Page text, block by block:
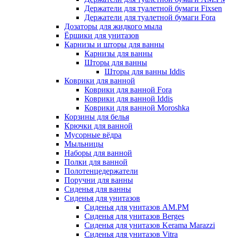
Держатели для туалетной бумаги Fixsen
Держатели для туалетной бумаги Fora
Дозаторы для жидкого мыла
Ёршики для унитазов
Карнизы и шторы для ванны
Карнизы для ванны
Шторы для ванны
Шторы для ванны Iddis
Коврики для ванной
Коврики для ванной Fora
Коврики для ванной Iddis
Коврики для ванной Moroshka
Корзины для белья
Крючки для ванной
Мусорные вёдра
Мыльницы
Наборы для ванной
Полки для ванной
Полотенцедержатели
Поручни для ванны
Сиденья для ванны
Сиденья для унитазов
Сиденья для унитазов AM.PM
Сиденья для унитазов Berges
Сиденья для унитазов Kerama Marazzi
Сиденья для унитазов Vitra